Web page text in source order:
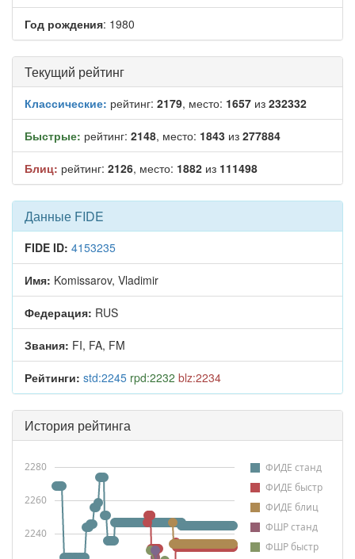
Год рождения: 1980
Текущий рейтинг
Классические: рейтинг: 2179, место: 1657 из 232332
Быстрые: рейтинг: 2148, место: 1843 из 277884
Блиц: рейтинг: 2126, место: 1882 из 111498
Данные FIDE
FIDE ID: 4153235
Имя: Komissarov, Vladimir
Федерация: RUS
Звания: FI, FA, FM
Рейтинги: std:2245 rpd:2232 blz:2234
История рейтинга
ФИДЕ станд
ФИДЕ быстр
ФИДЕ блиц
ФШР станд
ФШР быстр
2240
2260
2280